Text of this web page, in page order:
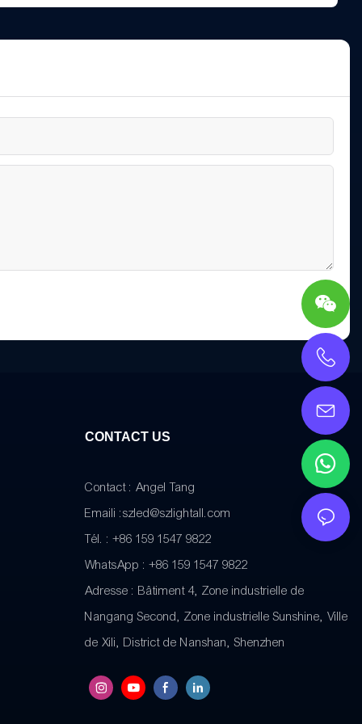
CONTACT US
Contact : Angel Tang
Emaili :szled@szlightall.com
Tél. : +86 159 1547 9822
WhatsApp : +86 159 1547 9822
Adresse : Bâtiment 4, Zone industrielle de
Nangang Second, Zone industrielle Sunshine, Ville
de Xili, District de Nanshan, Shenzhen